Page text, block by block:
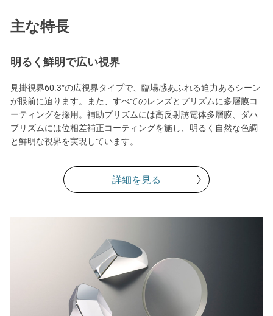
主な特長
明るく鮮明で広い視界
見掛視界60.3°の広視界タイプで、臨場感あふれる迫力あるシーン
が眼前に迫ります。また、すべてのレンズとプリズムに多層膜コ
ーティングを採用。補助プリズムには高反射誘電体多層膜、ダハ
プリズムには位相差補正コーティングを施し、明るく自然な色調
と鮮明な視界を実現しています。
詳細を見る